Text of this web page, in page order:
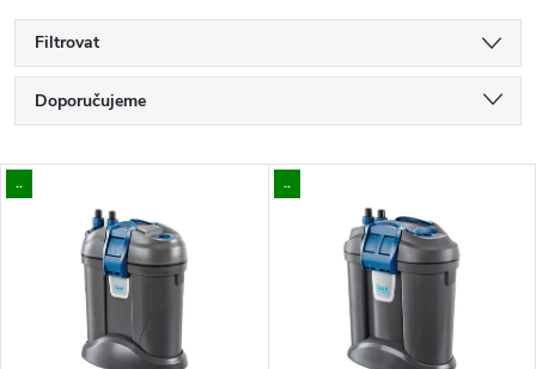
Filtrovat
Ř
a
Doporučujeme
Nejprodávanější
Abecedně
V
.. ..